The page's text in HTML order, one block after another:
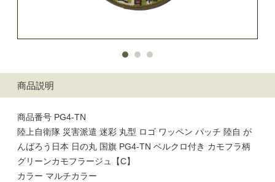
商品説明
商品番号 PG4-TN
陸上自衛隊 災害派遣 迷彩 丸型 ロゴ ワッペン パッチ 陸自 が
んばろう日本 日の丸 国旗 PG4-TN ベルクロ付き カモフラ柄
グリーンカモフラージュ【C】
カラー マルチカラー